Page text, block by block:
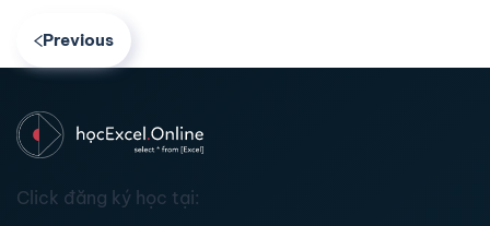
Previous
Click đăng ký học tại: